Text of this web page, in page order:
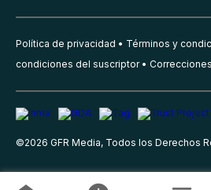
Política de privacidad Términos y
condiciones del suscriptor
Correcciones
©2026 GFR Media, Todos los Derechos